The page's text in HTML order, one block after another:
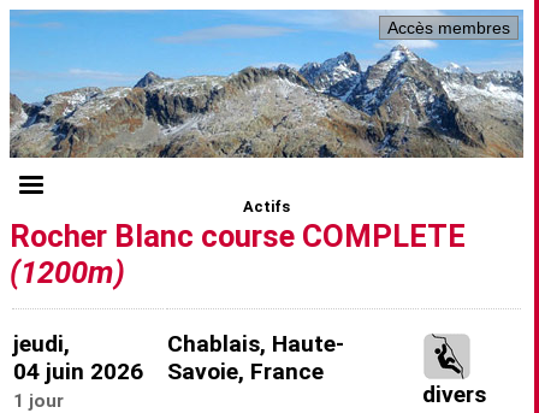
Accès membres
Actifs
Rocher Blanc course COMPLETE
(1200m)
jeudi,
04 juin 2026
1 jour
Chablais, Haute-
Savoie, France
divers